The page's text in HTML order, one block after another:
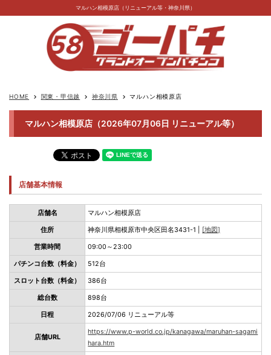
マルハン相模原店（リニューアル等・神奈川県）
HOME keyboard_arrow_right 関東・甲信越 keyboard_arrow_right 神奈川県 keyboard_arrow_right マルハン相模原店
マルハン相模原店（2026年07月06日 リニューアル等）
店舗基本情報
店舗名 マルハン相模原店
住所 神奈川県相模原市中央区田名3431-1 | [地図]
営業時間 09:00～23:00
パチンコ台数（料金） 512台
スロット台数（料金） 386台
総台数 898台
日程 2026/07/06 リニューアル等
店舗URL
https://www.p-world.co.jp/kanagawa/maruhan-sagami
hara.htm